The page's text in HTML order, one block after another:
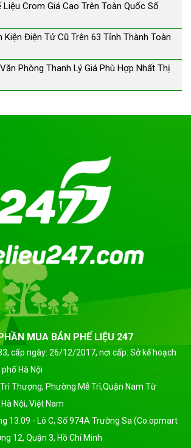
Liệu Crom Giá Cao Trên Toàn Quốc Số
Kiện Điện Tử Cũ Trên 63 Tỉnh Thành Toàn
Phòng Thanh Lý Giá Phù Hợp Nhất Thị
MUA BÁN PHẾ LIỆU 247
cấp ngày: 26/12/2017, nơi cấp: Sở kế hoạch
Hà Nội
Trì Thượng, Phường Mễ Trì,Quận Nam Từ
Nội, Việt Nam
13.09 - Lô C, Số 974A Trường Sa (Co.opmart
12, Quận 3, Hồ Chí Minh